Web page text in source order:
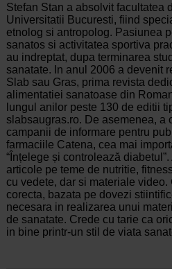
Stefan Stan a absolvit facultatea
Universitatii Bucuresti, fiind
etnolog si antropolog. Pasiunea
sanatos si activitatea sportiva
au indreptat, dupa terminarea
sanatate. In anul 2006 a devenit
Slab sau Gras, prima revista
alimentatiei sanatoase din
lungul anilor peste 130 de editii
slabsaugras.ro. De asemenea, a
campanii de informare pentru
farmaciile Catena, cea mai
“Înțelege și controlează
articole pe teme de nutritie,
cu vedete, dar si materiale
corecta, bazata pe dovezi
necesara in realizarea unui
de sanatate. Crede cu tarie ca
in bine printr-un stil de viata